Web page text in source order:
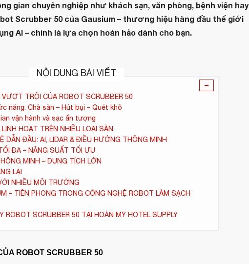
gian chuyên nghiệp như khách sạn, văn phòng, bệnh viện hay
Scrubber 50 của Gausium – thương hiệu hàng đầu thế giới
AI – chính là lựa chọn hoàn hảo dành cho bạn.
-
NỘI DUNG BÀI VIẾT
VƯỢT TRỘI CỦA ROBOT SCRUBBER 50
năng: Chà sàn – Hút bụi – Quét khô
vận hành và sạc ấn tượng
HOẠT TRÊN NHIỀU LOẠI SÀN
DẪN ĐẦU: AI, LIDAR & ĐIỀU HƯỚNG THÔNG MINH
ĐA – NĂNG SUẤT TỐI ƯU
MINH – DUNG TÍCH LỚN
LẠI
NHIỀU MÔI TRƯỜNG
– TIÊN PHONG TRONG CÔNG NGHỆ ROBOT LÀM SẠCH
ROBOT SCRUBBER 50 TẠI HOÀN MỸ HOTEL SUPPLY
ROBOT SCRUBBER 50